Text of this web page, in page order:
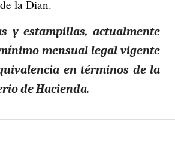
la Dian.
y estampillas, actualmente
mensual legal vigente
en términos de la
de Hacienda.